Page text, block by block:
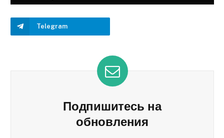
Telegram
Подпишитесь на
обновления